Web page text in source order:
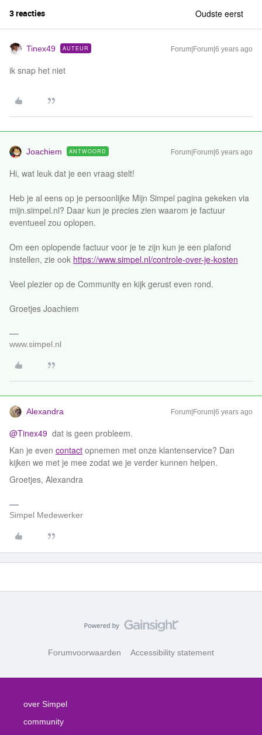
3 reacties Oudste eerst
Tinex49 AUTEUR Forum|Forum|6 years ago
ik snap het niet
Joachiem ANTWOORD Forum|Forum|6 years ago
Hi, wat leuk dat je een vraag stelt!
Heb je al eens op je persoonlijke Mijn Simpel pagina gekeken via
mijn.simpel.nl? Daar kun je precies zien waarom je factuur
eventueel zou oplopen.
Om een oplopende factuur voor je te zijn kun je een plafond
instellen, zie ook https://www.simpel.nl/controle-over-je-kosten
Veel plezier op de Community en kijk gerust even rond.
Groetjes Joachiem
www.simpel.nl
Alexandra Forum|Forum|6 years ago
@Tinex49 dat is geen probleem.
Kan je even contact opnemen met onze klantenservice? Dan
kijken we met je mee zodat we je verder kunnen helpen.
Groetjes, Alexandra
Simpel Medewerker
Forumvoorwaarden Accessibility statement
over Simpel
community